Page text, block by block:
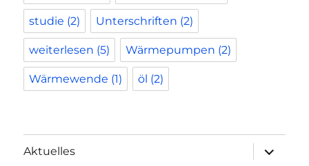
studie (2) Unterschriften (2)
weiterlesen (5) Wärmepumpen (2)
Wärmewende (1) öl (2)
Aktuelles
anzeigen